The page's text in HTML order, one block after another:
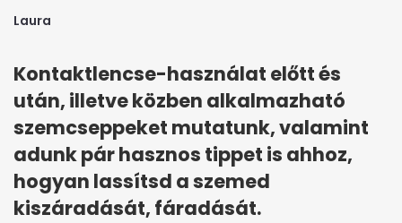
Laura
Kontaktlencse-használat előtt és
után, illetve közben alkalmazható
szemcseppeket mutatunk, valamint
adunk pár hasznos tippet is ahhoz,
hogyan lassítsd a szemed
kiszáradását, fáradását.